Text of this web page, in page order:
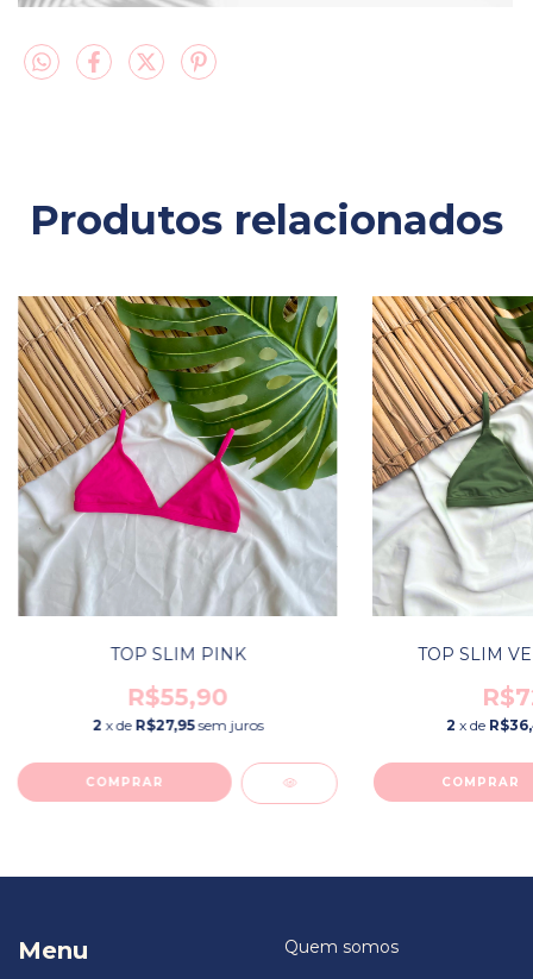
Produtos relacionados
TOP SLIM PINK
R$55,90
2 x de R$27,95 sem juros
COMPRAR
TOP SLIM
2 x de
COMPRAR
Menu Quem somos